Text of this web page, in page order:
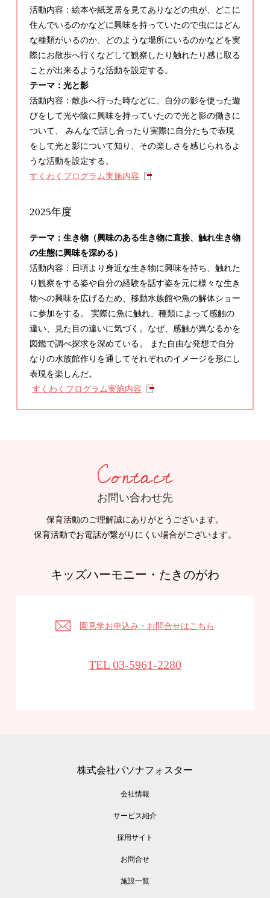
活動内容：絵本や紙芝居を見てありなどの虫が、どこに
住んでいるのかなどに興味を持っていたので虫にはどん
な種類がいるのか、どのような場所にいるのかなどを実
際にお散歩へ行くなどして観察したり触れたり感じ取る
ことが出来るような活動を設定する。
テーマ：光と影
活動内容：散歩へ行った時などに、自分の影を使った遊
びをして光や陰に興味を持っていたので光と影の働きに
ついて、 みんなで話し合ったり実際に自分たちで表現
をして光と影について知り、その楽しさを感じられるよ
うな活動を設定する。
すくわくプログラム実施内容
2025年度
テーマ：生き物（興味のある生き物に直接、触れ生き物
の生態に興味を深める）
活動内容：日頃より身近な生き物に興味を持ち、触れた
り観察をする姿や自分の経験を話す姿を元に様々な生き
物への興味を広げるため、移動水族館や魚の解体ショー
に参加をする。 実際に魚に触れ、種類によって感触の
違い、見た目の違いに気づく。なぜ、感触が異なるかを
図鑑で調べ探求を深めている。 また自由な発想で自分
なりの水族館作りを通してそれぞれのイメージを形にし
表現を楽しんだ。
すくわくプログラム実施内容
Contact
お問い合わせ先
保育活動のご理解誠にありがとうございます。
保育活動でお電話が繋がりにくい場合がございます。
キッズハーモニー・たきのがわ
園見学お申込み・お問合せはこちら
TEL 03-5961-2280
株式会社パソナフォスター
会社情報
サービス紹介
採用サイト
お問合せ
施設一覧